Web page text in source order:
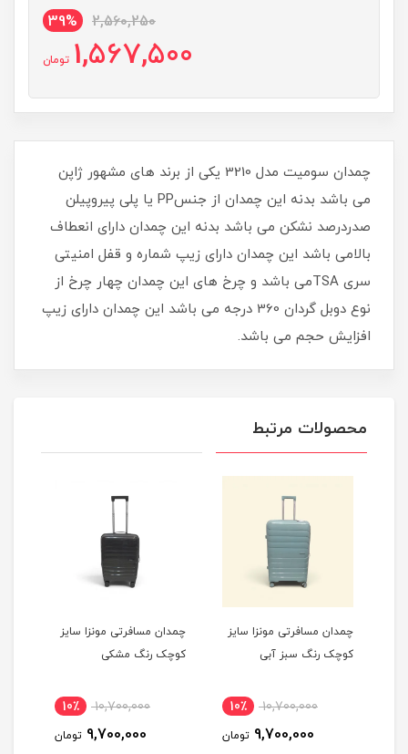
2,560,250
39%
1,567,500 تومان
چمدان سومیت مدل 3210 یکی از برند های مشهور ژاپن
می باشد بدنه این چمدان از جنسPP یا پلی پیروپیلن
صدردرصد نشکن می باشد بدنه این چمدان دارای انعطاف
بالامی باشد این چمدان دارای زیپ شماره و قفل امنیتی
سری TSAمی باشد و چرخ های این چمدان چهار چرخ از
نوع دوبل گردان 360 درجه می باشد این چمدان دارای زیپ
افزایش حجم می باشد.
محصولات مرتبط
چمدان مسافرتی مونزا سایز
کوچک رنگ سبز آبی
10,700,000 10٪
9,700,000 تومان
چمدان مسافرتی مونزا سایز
کوچک رنگ مشکی
10,700,000 10٪
9,700,000 تومان